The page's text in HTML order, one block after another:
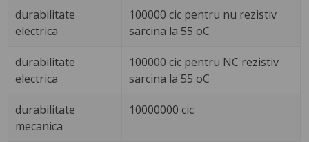
durabilitate
electrica
100000 cic pentru nu rezistiv
sarcina la 55 oC
durabilitate
electrica
100000 cic pentru NC rezistiv
sarcina la 55 oC
durabilitate
mecanica
10000000 cic